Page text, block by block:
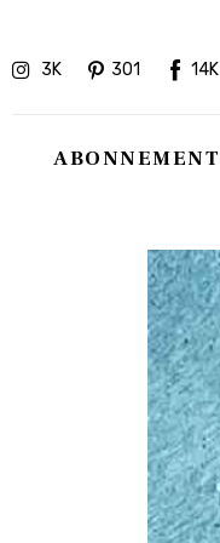
3K 301 14K
ABONNEMENT
Gastronomie
Recettes